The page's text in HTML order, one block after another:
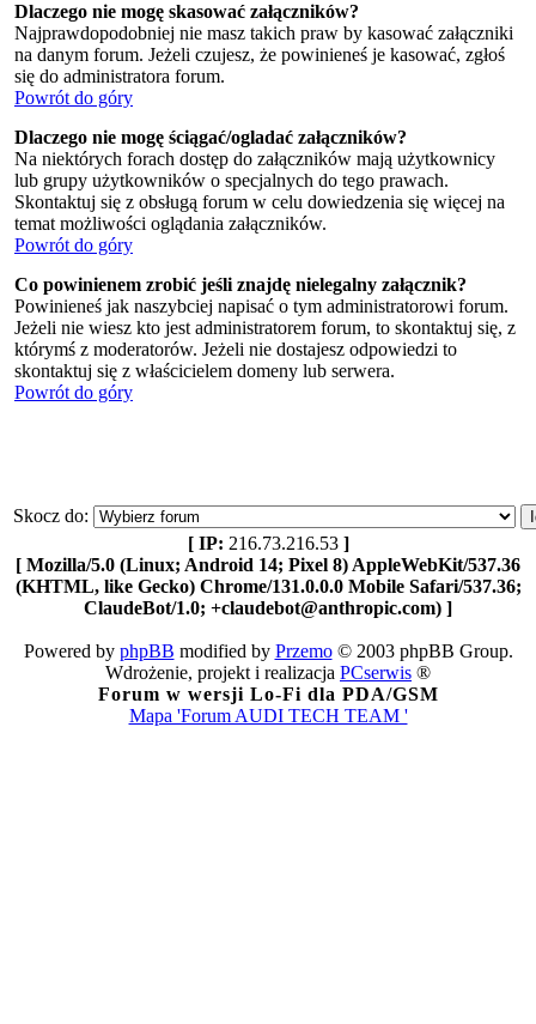
Dlaczego nie mogę skasować załączników?
Najprawdopodobniej nie masz takich praw by kasować załączniki
na danym forum. Jeżeli czujesz, że powinieneś je kasować, zgłoś
się do administratora forum.
Powrót do góry
Dlaczego nie mogę ściągać/ogladać załączników?
Na niektórych forach dostęp do załączników mają użytkownicy
lub grupy użytkowników o specjalnych do tego prawach.
Skontaktuj się z obsługą forum w celu dowiedzenia się więcej na
temat możliwości oglądania załączników.
Powrót do góry
Co powinienem zrobić jeśli znajdę nielegalny załącznik?
Powinieneś jak naszybciej napisać o tym administratorowi forum.
Jeżeli nie wiesz kto jest administratorem forum, to skontaktuj się, z
którymś z moderatorów. Jeżeli nie dostajesz odpowiedzi to
skontaktuj się z właścicielem domeny lub serwera.
Powrót do góry
Skocz do:
[ IP: 216.73.216.53 ]
[ Mozilla/5.0 (Linux; Android 14; Pixel 8) AppleWebKit/537.36
(KHTML, like Gecko) Chrome/131.0.0.0 Mobile Safari/537.36;
ClaudeBot/1.0; +claudebot@anthropic.com) ]
Powered by phpBB modified by Przemo© 2003 phpBB Group.
Wdrożenie, projekt i realizacja PCserwis ®
Forum w wersji Lo-Fi dla PDA/GSM
Mapa 'Forum AUDI TECH TEAM '